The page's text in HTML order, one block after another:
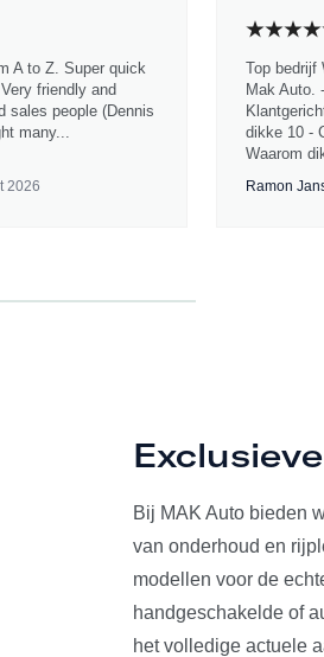
A to Z. Super quick
friendly and
sales people (Dennis
many...
2026
Top bedrijf
Mak Auto.
dikke 10 -
Waarom
Ramon
Bij MAK Auto bieden
van onderhoud en
modellen voor de
handgeschakelde of
het volledige actuele